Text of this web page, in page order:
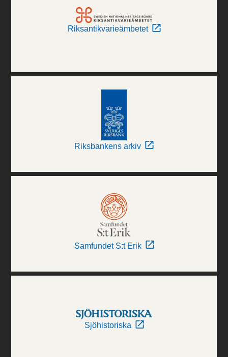
Riksantikvarieämbetet
Riksbankens arkiv
Samfundet S:t Erik
Sjöhistoriska